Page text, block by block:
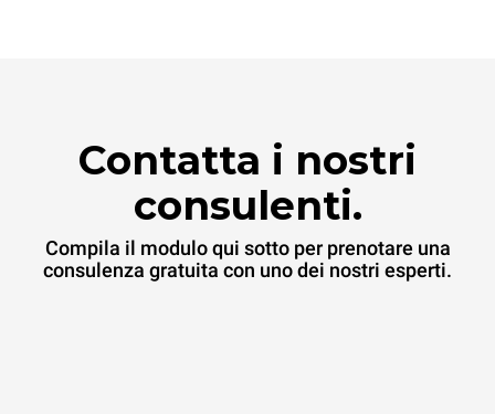
Contatta i nostri
consulenti.
Compila il modulo qui sotto per prenotare una
consulenza gratuita con uno dei nostri esperti.